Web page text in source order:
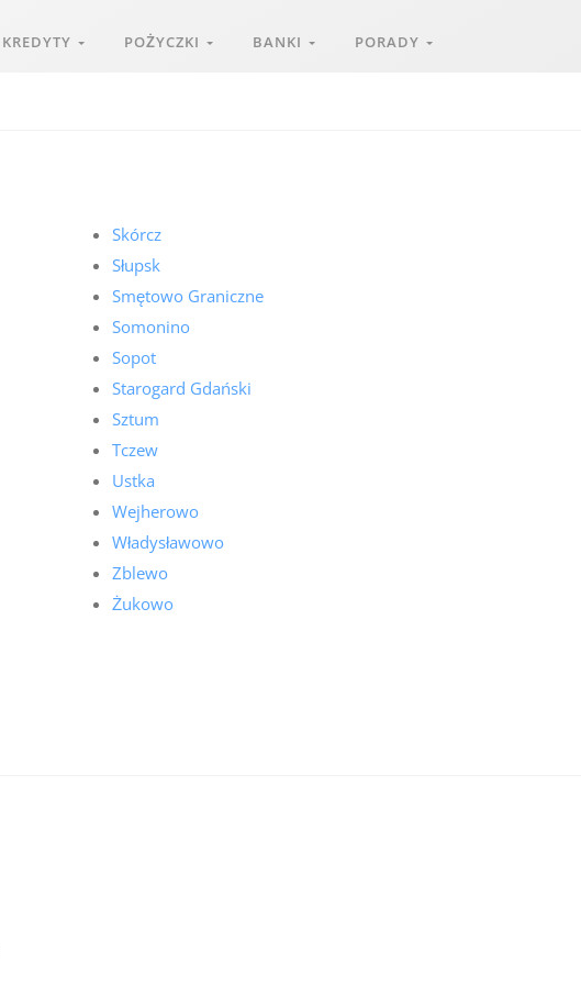
KREDYTY POŻYCZKI BANKI PORADY
Skórcz
Słupsk
Smętowo Graniczne
Somonino
Sopot
Starogard Gdański
Sztum
Tczew
Ustka
Wejherowo
Władysławowo
Zblewo
Żukowo